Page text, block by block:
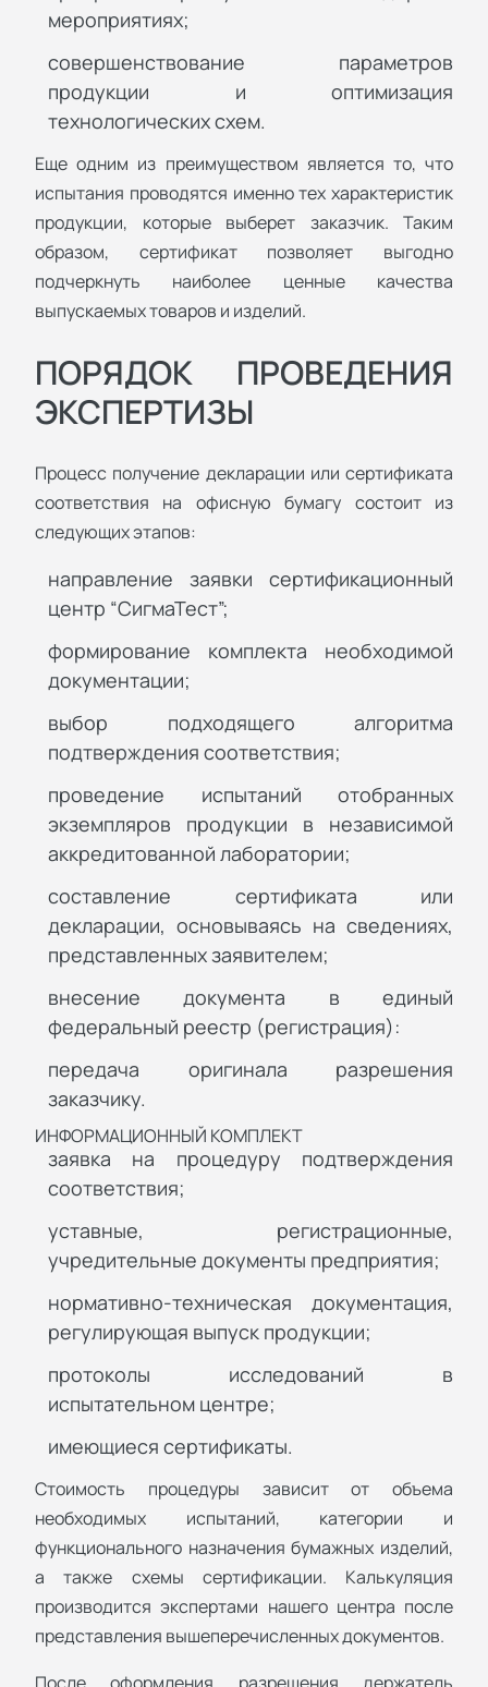
мероприятиях;
совершенствование параметров
продукции и оптимизация
технологических схем.
Еще одним из преимуществом является то, что
испытания проводятся именно тех характеристик
продукции, которые выберет заказчик. Таким
образом, сертификат позволяет выгодно
подчеркнуть наиболее ценные качества
выпускаемых товаров и изделий.
ПОРЯДОК ПРОВЕДЕНИЯ
ЭКСПЕРТИЗЫ
Процесс получение декларации или сертификата
соответствия на офисную бумагу состоит из
следующих этапов:
направление заявки сертификационный
центр “СигмаТест”;
формирование комплекта необходимой
документации;
выбор подходящего алгоритма
подтверждения соответствия;
проведение испытаний отобранных
экземпляров продукции в независимой
аккредитованной лаборатории;
составление сертификата или
декларации, основываясь на сведениях,
представленных заявителем;
внесение документа в единый
федеральный реестр (регистрация):
передача оригинала разрешения
заказчику.
ИНФОРМАЦИОННЫЙ КОМПЛЕКТ
заявка на процедуру подтверждения
соответствия;
уставные, регистрационные,
учредительные документы предприятия;
нормативно-техническая документация,
регулирующая выпуск продукции;
протоколы исследований в
испытательном центре;
имеющиеся сертификаты.
Стоимость процедуры зависит от объема
необходимых испытаний, категории и
функционального назначения бумажных изделий,
а также схемы сертификации. Калькуляция
производится экспертами нашего центра после
представления вышеперечисленных документов.